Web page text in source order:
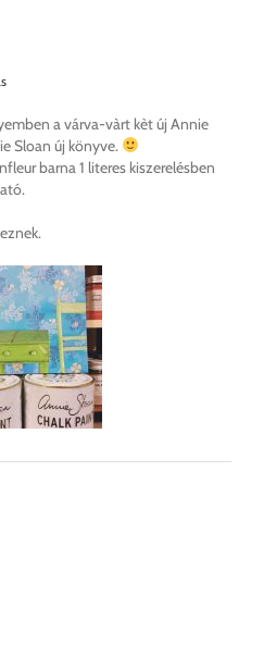
a várva-vàrt kèt új Annie
Sloan új könyve.
barna 1 literes kiszerelésben